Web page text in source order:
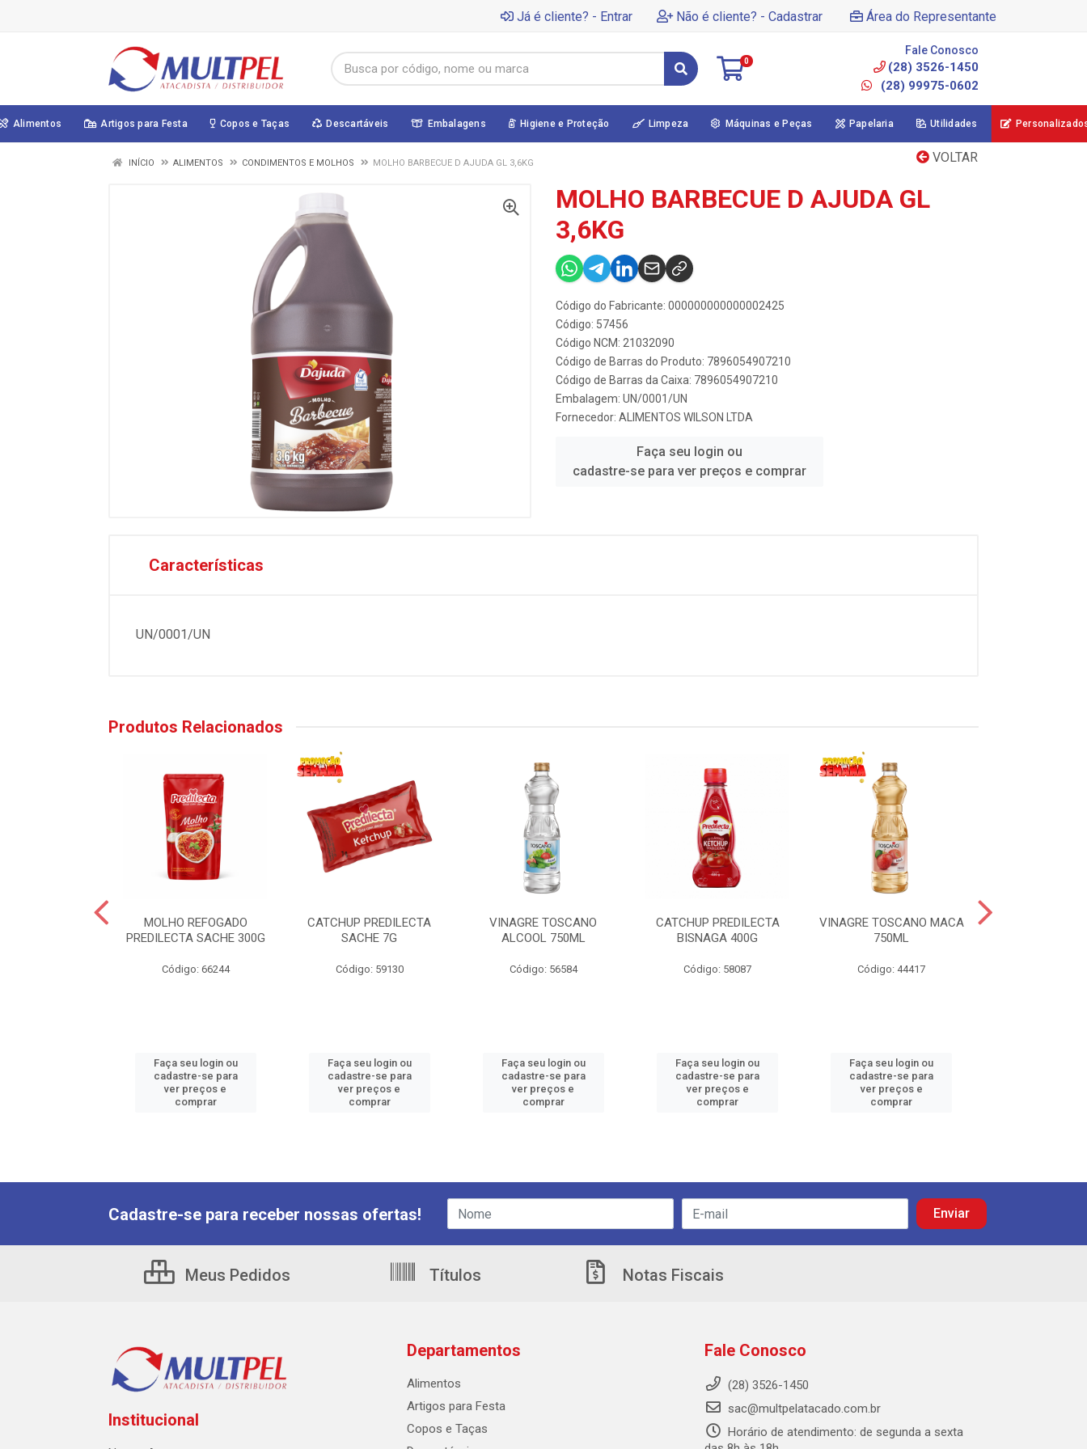
Já é cliente? - Entrar Não é cliente? - Cadastrar Área do Representante
0
Fale Conosco
(28) 3526-1450
(28) 99975-0602
Alimentos Artigos para Festa Copos e Taças Descartáveis Embalagens Higiene e Proteção Limpeza Máquinas e Peças Papelaria Utilidades
VOLTAR
INÍCIO ALIMENTOS CONDIMENTOS E MOLHOS MOLHO BARBECUE D AJUDA GL 3,6KG
MOLHO BARBECUE D AJUDA GL
3,6KG
Código do Fabricante: 000000000000002425
Código: 57456
Código NCM: 21032090
Código de Barras do Produto: 7896054907210
Código de Barras da Caixa: 7896054907210
Embalagem: UN/0001/UN
Fornecedor: ALIMENTOS WILSON LTDA
Faça seu login ou
cadastre-se para ver preços e comprar
Características
UN/0001/UN
Produtos Relacionados
MOLHO REFOGADO
PREDILECTA SACHE 300G
Código: 66244
Faça seu login ou
cadastre-se para
ver preços e
comprar
CATCHUP PREDILECTA
SACHE 7G
Código: 59130
Faça seu login ou
cadastre-se para
ver preços e
comprar
VINAGRE TOSCANO
ALCOOL 750ML
Código: 56584
Faça seu login ou
cadastre-se para
ver preços e
comprar
CATCHUP PREDILECTA
BISNAGA 400G
Código: 58087
Faça seu login ou
cadastre-se para
ver preços e
comprar
VINAGRE TOSCANO MACA
750ML
Código: 44417
Faça seu login ou
cadastre-se para
ver preços e
comprar
Cadastre-se para receber nossas ofertas!
Meus Pedidos Títulos Notas Fiscais
Institucional
Departamentos
Alimentos
Artigos para Festa
Copos e Taças
Fale Conosco
(28) 3526-1450
sac@multpelatacado.com.br
Horário de atendimento: de segunda a sexta